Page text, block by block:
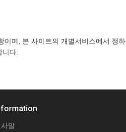
이며, 본 사이트의 개별서비스에서 정하
다.
사말